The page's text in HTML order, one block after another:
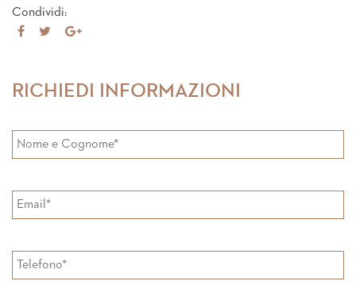
Condividi:
Share TweetShare
RICHIEDI INFORMAZIONI